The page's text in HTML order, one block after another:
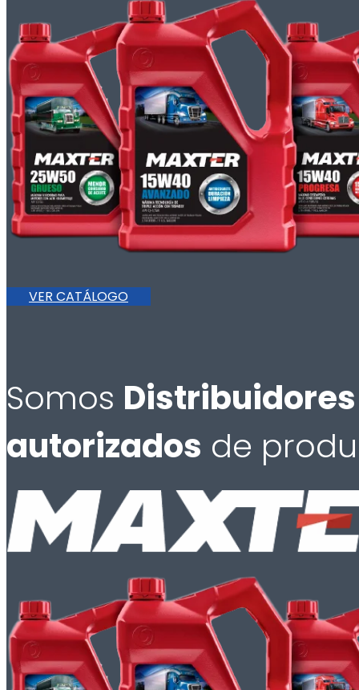
VER CATÁLOGO
Somos Distribuidores
autorizados de